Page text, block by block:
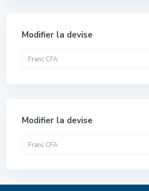
Modifier la devise
Franc CFA
Modifier la devise
Franc CFA